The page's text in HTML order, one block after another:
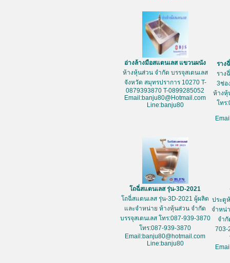
อ่างล้างมือสแตนเลส แขวนผนัง
ห้างหุ้นส่วน จำกัด บรรจุสเตนเลส
จังหวัด สมุทรปราการ 10270 T-
0879393870 T-0899285052
Email:banju80@Hotmail.com
Line:banju80
ราง
ราง
3ช่อ
ห้างหุ้
โทร
โถฉี่สแตนเลส รุ่น-3D-2021
โถฉี่สแตนเลส รุ่น-3D-2021 ผู้ผลิต
และจำหน่าย ห้างหุ้นส่วน จำกัด
บรรจุสเตนเลส โทร:087-939-3870
โทร:087-939-3870
Email:banju80@hotmail.com
Line:banju80
ประตู
จำหน่
จำกั
703-